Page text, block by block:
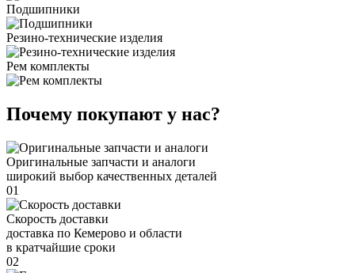
Подшипники
Резино-технические изделия
Рем комплекты
Почему покупают у нас?
Оригинальные запчасти и аналоги
широкий выбор качественных деталей
01
Скорость доставки
доставка по Кемерово и области
в кратчайшие сроки
02